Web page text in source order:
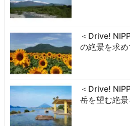
＜Drive!
の絶景を求
＜Drive!
岳を望む絶